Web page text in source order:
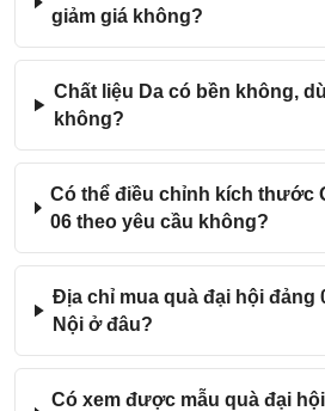
giảm giá không?
Chất liệu Da có bền không,
không?
Có thể điều chỉnh kích thước
06 theo yêu cầu không?
Địa chỉ mua quà đại hội đảng
Nội ở đâu?
Có xem được mẫu quà đại